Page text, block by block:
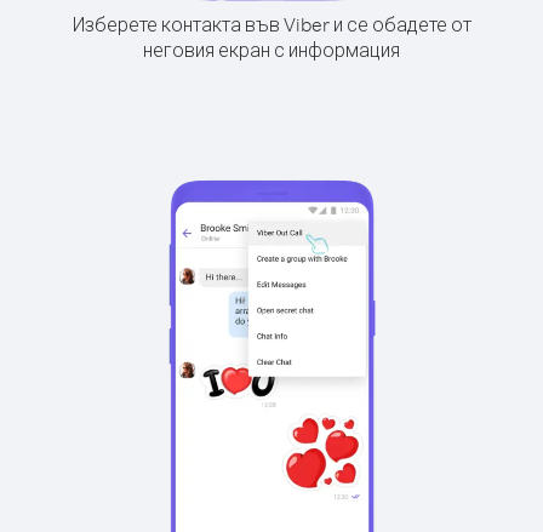
Изберете контакта във Viber и се обадете от
неговия екран с информация